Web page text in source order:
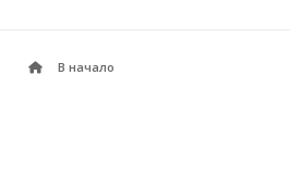
В начало